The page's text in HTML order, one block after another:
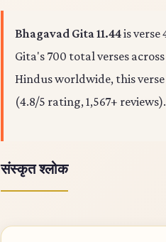
Bhagavad Gita 11.44is verse
Gita's 700 total verses
Hindus worldwide, this
(4.8/5 rating, 1,567+ reviews).
संस्कृत श्लोक